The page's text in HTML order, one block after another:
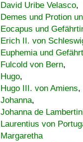
David Uribe Velasco,
Demes und Protion
Eocapus und
Erich II. von
Euphemia und
Fulcold von Bern,
Hugo,
Hugo III. von Amiens,
Johanna,
Johanna de
Laurentius von
Margaretha